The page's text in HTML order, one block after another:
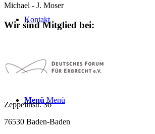
Kontakt
Menü Menü
Michael - J. Moser
Wir sind Mitglied bei:
Zeppelinstr. 36
76530 Baden-Baden